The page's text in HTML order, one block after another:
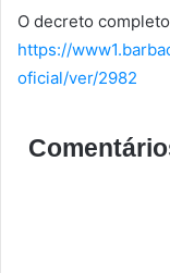
O decreto
https://
oficial/ver/2982